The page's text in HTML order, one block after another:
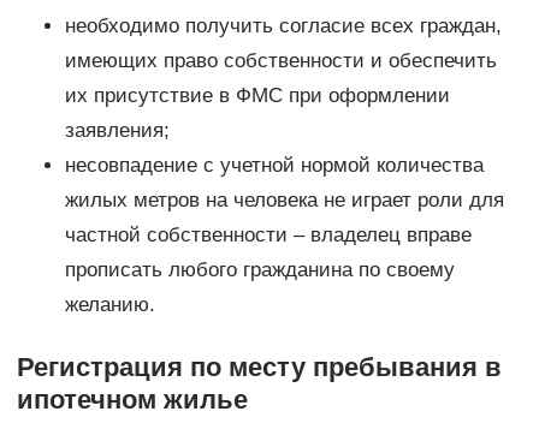
необходимо получить согласие всех граждан,
имеющих право собственности и обеспечить
их присутствие в ФМС при оформлении
заявления;
несовпадение с учетной нормой количества
жилых метров на человека не играет роли для
частной собственности – владелец вправе
прописать любого гражданина по своему
желанию.
Регистрация по месту пребывания в
ипотечном жилье